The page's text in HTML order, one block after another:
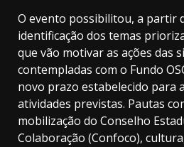
O evento possibilitou, a partir
identificação dos temas
que vão motivar as ações das
contempladas com o Fundo
novo prazo estabelecido para
atividades previstas. Pautas
mobilização do Conselho
Colaboração (Confoco),